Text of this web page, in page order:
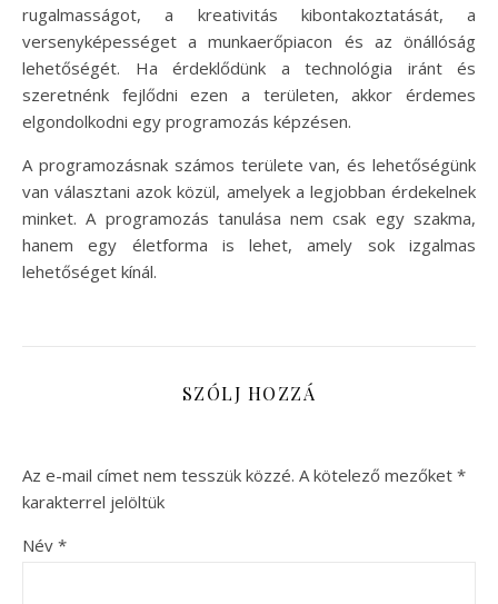
rugalmasságot, a kreativitás kibontakoztatását, a
versenyképességet a munkaerőpiacon és az önállóság
lehetőségét. Ha érdeklődünk a technológia iránt és
szeretnénk fejlődni ezen a területen, akkor érdemes
elgondolkodni egy programozás képzésen.
A programozásnak számos területe van, és lehetőségünk
van választani azok közül, amelyek a legjobban érdekelnek
minket. A programozás tanulása nem csak egy szakma,
hanem egy életforma is lehet, amely sok izgalmas
lehetőséget kínál.
SZÓLJ HOZZÁ
Az e-mail címet nem tesszük közzé. A kötelező mezőket *
karakterrel jelöltük
Név *